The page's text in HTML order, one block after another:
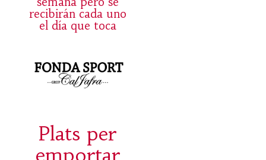
recibirán cada uno
el día que toca
Plats per
emportar